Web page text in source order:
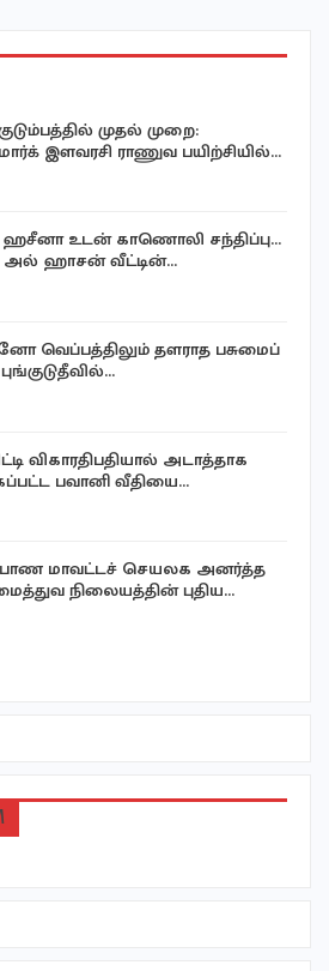
முதல் முறை:
இளவரசி ராணுவ பயிற்சியில்…
உடன் காணொலி சந்திப்பு…
அல் ஹாசன் வீட்டின்…
வெப்பத்திலும் தளராத பசுமைப்
விகாரதிபதியால் அடாத்தாக
பவானி வீதியை…
மாவட்டச் செயலக அனர்த்த
நிலையத்தின் புதிய…